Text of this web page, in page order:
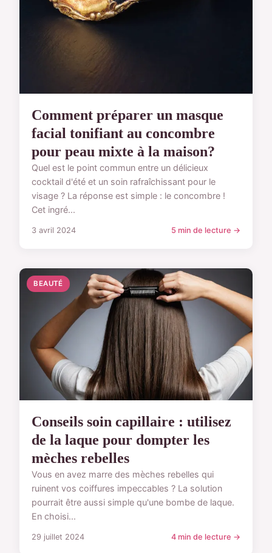
Comment préparer un masque
facial tonifiant au concombre
pour peau mixte à la maison?
Quel est le point commun entre un délicieux
cocktail d'été et un soin rafraîchissant pour le
visage ? La réponse est simple : le concombre !
Cet ingré...
3 avril 2024 5 min de lecture →
BEAUTÉ
Conseils soin capillaire : utilisez
de la laque pour dompter les
mèches rebelles
Vous en avez marre des mèches rebelles qui
ruinent vos coiffures impeccables ? La solution
pourrait être aussi simple qu'une bombe de laque.
En choisi...
29 juillet 2024 4 min de lecture →